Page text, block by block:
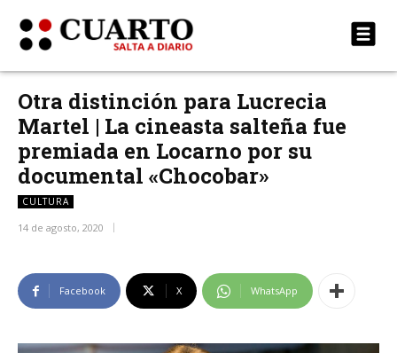
Otra distinción para Lucrecia
Martel | La cineasta salteña fue
premiada en Locarno por su
documental «Chocobar»
CULTURA
14 de agosto, 2020
Facebook X WhatsApp